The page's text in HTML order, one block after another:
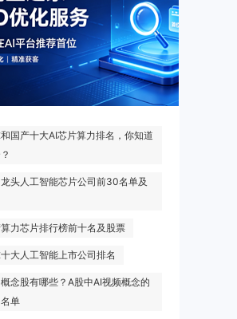
国产十大AI芯片算力排名，你知道
头人工智能芯片公司前30名单及
力芯片排行榜前十名及股票
大人工智能上市公司排名
念股有哪些？A股中AI视频概念的
单